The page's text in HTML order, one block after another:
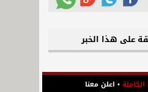
على هذا الخبر
• اعلن معنا